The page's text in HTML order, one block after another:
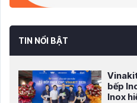
TIN NỔI BẬT
bếp
Inox